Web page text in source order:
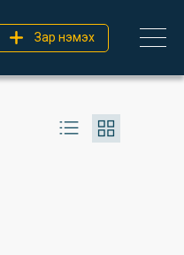
Зар нэмэх